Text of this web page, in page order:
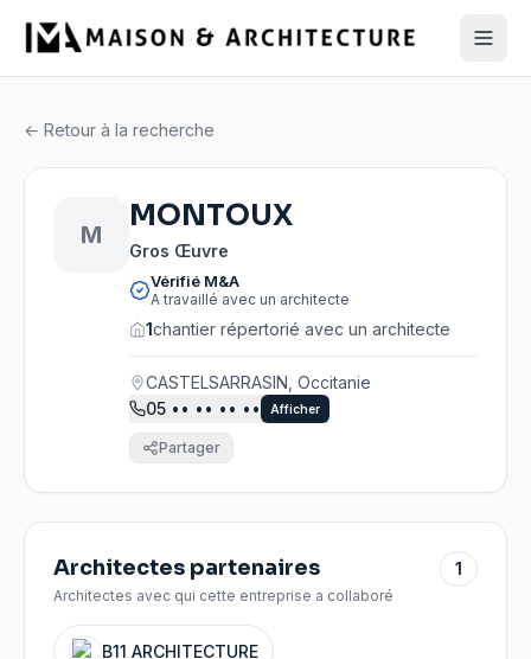
← Retour à la recherche
M
MONTOUX
Gros Œuvre
Vérifié M&A
A travaillé avec un architecte
1chantier répertorié avec un architecte
CASTELSARRASIN, Occitanie
05 •• •• •• •• Afficher
Partager
Architectes partenaires
Architectes avec qui cette entreprise a collaboré
1
B11 ARCHITECTURE